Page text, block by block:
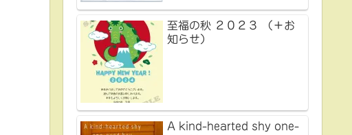
至福の秋 ２０２３ （＋お
知らせ）
A kind-hearted shy one-